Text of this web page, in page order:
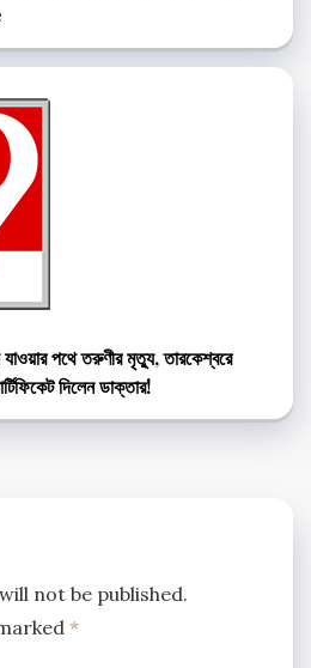
পথে তরুণীর মৃত্যু, তারকেশ্বরে
দিলেন ডাক্তার!
not be published.
*